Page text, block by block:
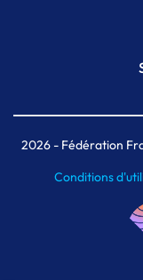
2026- Fédération
Conditions